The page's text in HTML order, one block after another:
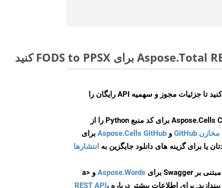
ایجاد کنید تا جزئیات مجوز و سهمیه API رایگان را
و Aspose.Cells GitHub برای
انتشارها
Aspose.Words
و <a
REST API،